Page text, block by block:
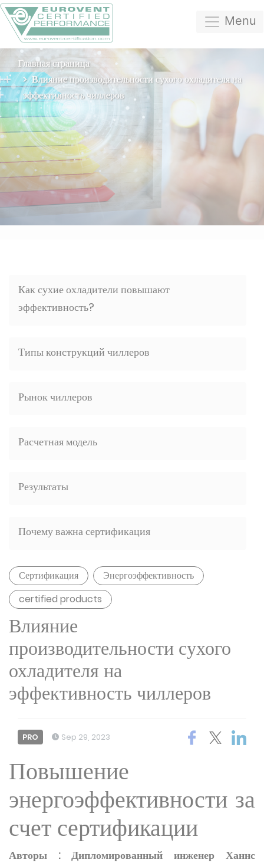
Menu
Главная страница
Влияние производительности сухого охладителя на
эффективность чиллеров
Как сухие охладители повышают
эффективность?
Типы конструкций чиллеров
Рынок чиллеров
Расчетная модель
Результаты
Почему важна сертификация
Сертификация
Энергоэффективность
certified products
Влияние
производительности сухого
охладителя на
эффективность чиллеров
PRO Sep 29, 2023
Повышение
энергоэффективности за
счет сертификации
Авторы : Дипломированный инженер Ханнс